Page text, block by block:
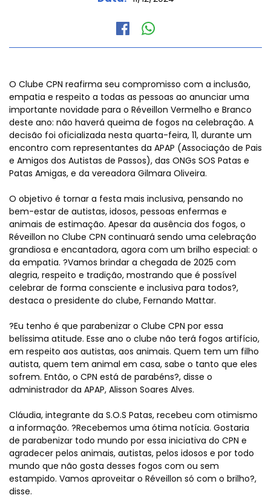
O Clube CPN reafirma seu compromisso com a inclusão,
empatia e respeito a todas as pessoas ao anunciar uma
importante novidade para o Réveillon Vermelho e Branco
deste ano: não haverá queima de fogos na celebração. A
decisão foi oficializada nesta quarta-feira, 11, durante um
encontro com representantes da APAP (Associação de Pais
e Amigos dos Autistas de Passos), das ONGs SOS Patas e
Patas Amigas, e da vereadora Gilmara Oliveira.
O objetivo é tornar a festa mais inclusiva, pensando no
bem-estar de autistas, idosos, pessoas enfermas e
animais de estimação. Apesar da ausência dos fogos, o
Réveillon no Clube CPN continuará sendo uma celebração
grandiosa e encantadora, agora com um brilho especial: o
da empatia. ?Vamos brindar a chegada de 2025 com
alegria, respeito e tradição, mostrando que é possível
celebrar de forma consciente e inclusiva para todos?,
destaca o presidente do clube, Fernando Mattar.
?Eu tenho é que parabenizar o Clube CPN por essa
belíssima atitude. Esse ano o clube não terá fogos artifício,
em respeito aos autistas, aos animais. Quem tem um filho
autista, quem tem animal em casa, sabe o tanto que eles
sofrem. Então, o CPN está de parabéns?, disse o
administrador da APAP, Alisson Soares Alves.
Cláudia, integrante da S.O.S Patas, recebeu com otimismo
a informação. ?Recebemos uma ótima notícia. Gostaria
de parabenizar todo mundo por essa iniciativa do CPN e
agradecer pelos animais, autistas, pelos idosos e por todo
mundo que não gosta desses fogos com ou sem
estampido. Vamos aproveitar o Réveillon só com o brilho?,
disse.